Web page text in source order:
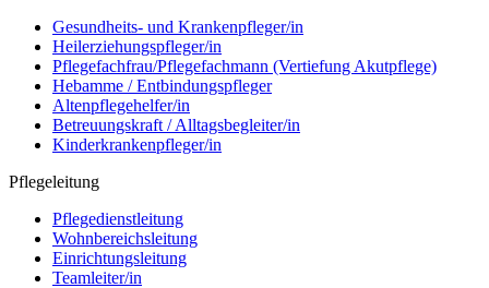
Gesundheits- und Krankenpfleger/in
Heilerziehungspfleger/in
Pflegefachfrau/Pflegefachmann (Vertiefung Akutpflege)
Hebamme / Entbindungspfleger
Altenpflegehelfer/in
Betreuungskraft / Alltagsbegleiter/in
Kinderkrankenpfleger/in
Pflegeleitung
Pflegedienstleitung
Wohnbereichsleitung
Einrichtungsleitung
Teamleiter/in